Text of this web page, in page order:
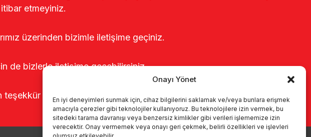
Onayı Yönet
En iyi deneyimleri sunmak için, cihaz bilgilerini saklamak ve/veya bunlara erişmek
amacıyla çerezler gibi teknolojiler kullanıyoruz. Bu teknolojilere izin vermek, bu
sitedeki tarama davranışı veya benzersiz kimlikler gibi verileri işlememize izin
verecektir. Onay vermemek veya onayı geri çekmek, belirli özellikleri ve işlevleri
etmeyiniz.
üzerinden bizimle iletişime geçiniz.
de bizlerle iletişime geçebilirsiniz.
teşekkür ederiz.